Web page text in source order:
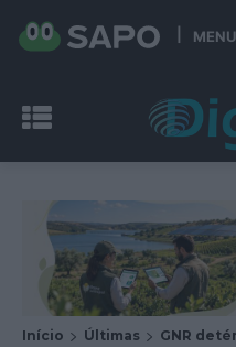
MENU
Início Últimas GNR